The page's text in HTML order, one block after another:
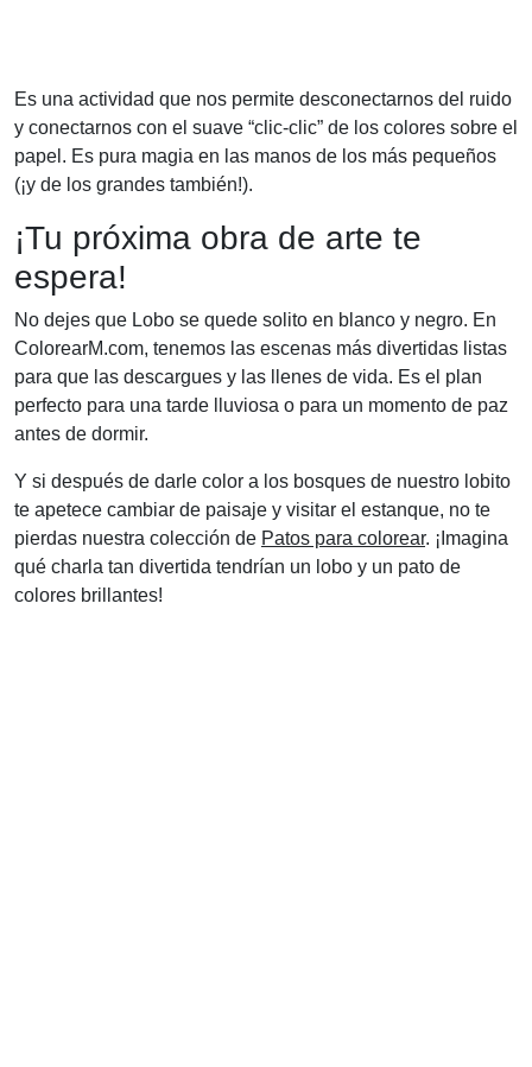
Es una actividad que nos permite desconectarnos del ruido
y conectarnos con el suave “clic-clic” de los colores sobre el
papel. Es pura magia en las manos de los más pequeños
(¡y de los grandes también!).
¡Tu próxima obra de arte te
espera!
No dejes que Lobo se quede solito en blanco y negro. En
ColorearM.com, tenemos las escenas más divertidas listas
para que las descargues y las llenes de vida. Es el plan
perfecto para una tarde lluviosa o para un momento de paz
antes de dormir.
Y si después de darle color a los bosques de nuestro lobito
te apetece cambiar de paisaje y visitar el estanque, no te
pierdas nuestra colección de Patos para colorear. ¡Imagina
qué charla tan divertida tendrían un lobo y un pato de
colores brillantes!